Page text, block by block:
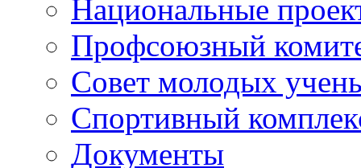
Национальные
Профсоюзный
Совет молодых
Спортивный
Документы